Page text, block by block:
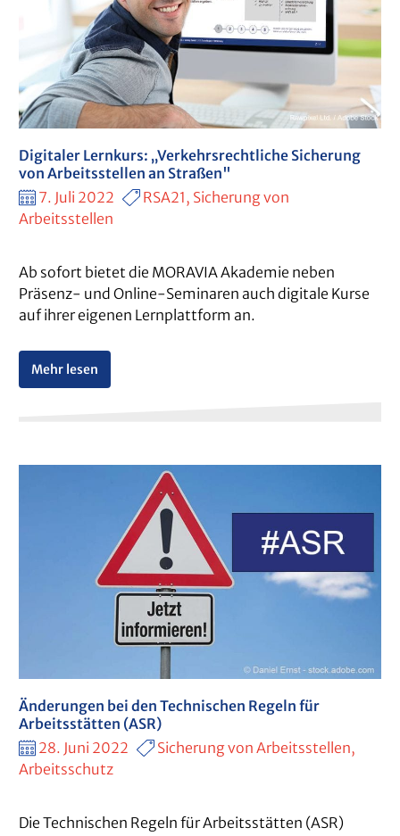
Digitaler Lernkurs: „Verkehrsrechtliche Sicherung
von Arbeitsstellen an Straßen"
7. Juli 2022
RSA21, Sicherung von
Arbeitsstellen
Ab sofort bietet die MORAVIA Akademie neben
Präsenz- und Online-Seminaren auch digitale Kurse
auf ihrer eigenen Lernplattform an.
Mehr lesen
Änderungen bei den Technischen Regeln für
Arbeitsstätten (ASR)
28. Juni 2022
Sicherung von Arbeitsstellen,
Arbeitsschutz
Die Technischen Regeln für Arbeitsstätten (ASR)